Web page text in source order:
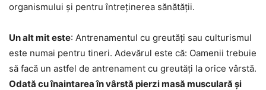
organismului și pentru întreținerea sănătății.
Un alt mit este: Antrenamentul cu greutăți sau culturismul
este numai pentru tineri. Adevărul este că: Oamenii trebuie
să facă un astfel de antrenament cu greutăți la orice vârstă.
Odată cu înaintarea în vârstă pierzi masă musculară și